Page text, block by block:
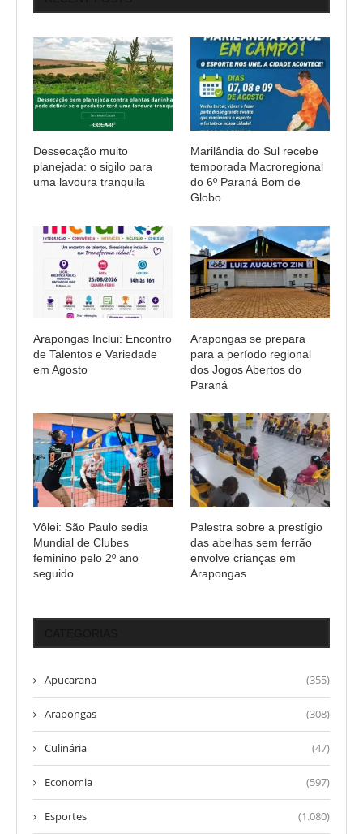
Dessecação muito
planejada: o sigilo para
uma lavoura tranquila
Marilândia do Sul recebe
temporada Macroregional
do 6º Paraná Bom de
Globo
Arapongas Inclui: Encontro
de Talentos e Variedade
em Agosto
Arapongas se prepara
para a período regional
dos Jogos Abertos do
Paraná
Vôlei: São Paulo sedia
Mundial de Clubes
feminino pelo 2º ano
seguido
Palestra sobre a prestígio
das abelhas sem ferrão
envolve crianças em
Arapongas
Apucarana (355)
Arapongas (308)
Culinária (47)
Economia (597)
Esportes (1.080)